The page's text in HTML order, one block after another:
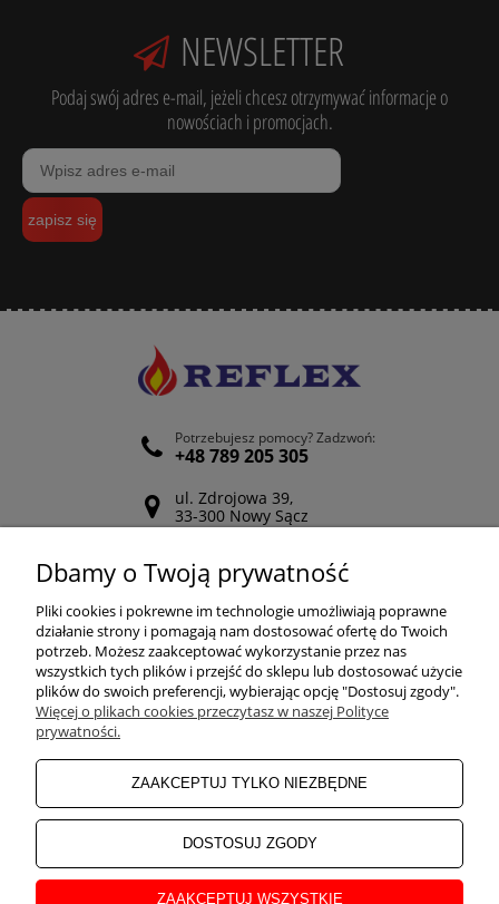
NEWSLETTER
Podaj swój adres e-mail, jeżeli chcesz otrzymywać informacje o
nowościach i promocjach.
zapisz się
Potrzebujesz pomocy? Zadzwoń:
+48 789 205 305
ul. Zdrojowa 39,
33-300 Nowy Sącz
Odwiedź nasz Facebook
POMOC
ZAKUPY
MOJE KONTO
INFORMACJE
Dbamy o Twoją prywatność
Pliki cookies i pokrewne im technologie umożliwiają poprawne
działanie strony i pomagają nam dostosować ofertę do Twoich
potrzeb. Możesz zaakceptować wykorzystanie przez nas
wszystkich tych plików i przejść do sklepu lub dostosować użycie
plików do swoich preferencji, wybierając opcję "Dostosuj zgody".
Więcej o plikach cookies przeczytasz w naszej Polityce
prywatności.
ZAAKCEPTUJ TYLKO NIEZBĘDNE
DOSTOSUJ ZGODY
ZAAKCEPTUJ WSZYSTKIE